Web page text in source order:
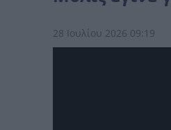
28 Ιουλίου 2026 09:19